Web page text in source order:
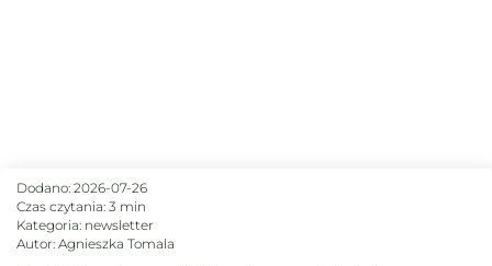
Dodano: 2026-07-26
Czas czytania: 3 min
Kategoria: newsletter
Autor: Agnieszka Tomala